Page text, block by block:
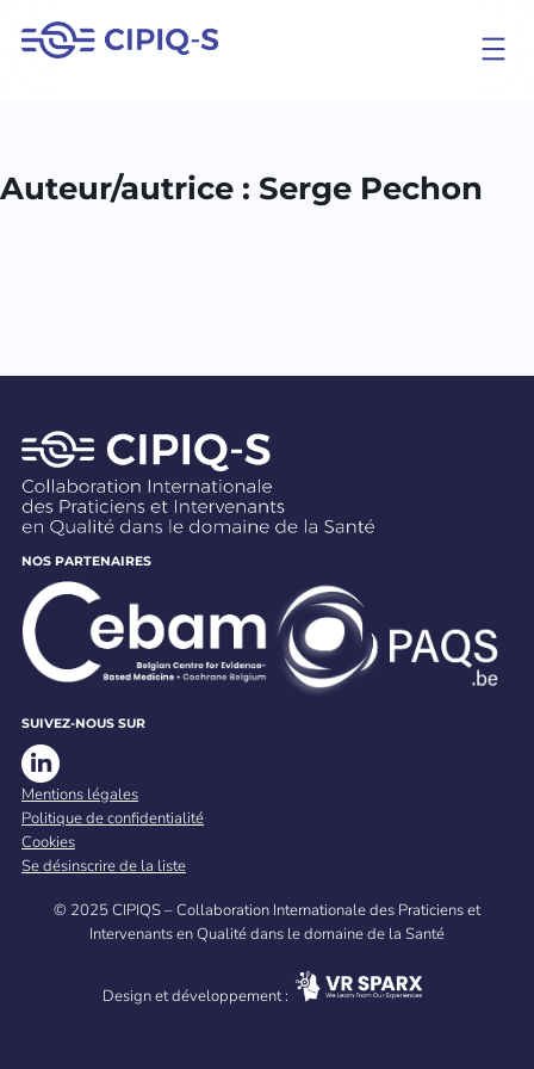
Auteur/autrice : Serge Pechon
NOS PARTENAIRES
SUIVEZ-NOUS SUR
Mentions légales
Politique de confidentialité
Cookies
Se désinscrire de la liste
© 2025 CIPIQS – Collaboration Internationale des Praticiens et
Intervenants en Qualité dans le domaine de la Santé
Design et développement :